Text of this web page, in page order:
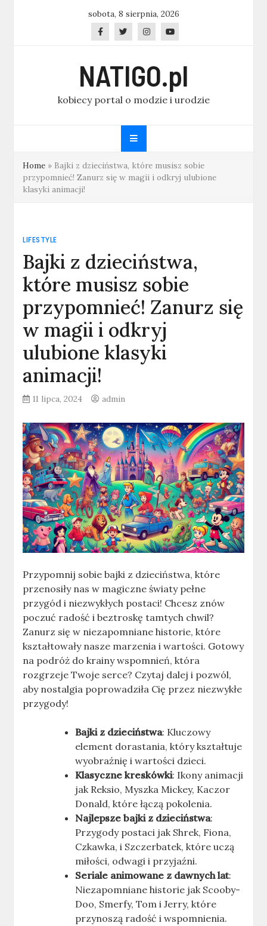
sobota, 8 sierpnia, 2026
NATIGO.pl
kobiecy portal o modzie i urodzie
Home » Bajki z dzieciństwa, które musisz sobie
przypomnieć! Zanurz się w magii i odkryj ulubione
klasyki animacji!
LIFESTYLE
Bajki z dzieciństwa,
które musisz sobie
przypomnieć! Zanurz się
w magii i odkryj
ulubione klasyki
animacji!
11 lipca, 2024 admin
Przypomnij sobie bajki z dzieciństwa, które
przenosiły nas w magiczne światy pełne
przygód i niezwykłych postaci! Chcesz znów
poczuć radość i beztroskę tamtych chwil?
Zanurz się w niezapomniane historie, które
kształtowały nasze marzenia i wartości. Gotowy
na podróż do krainy wspomnień, która
rozgrzeje Twoje serce? Czytaj dalej i pozwól,
aby nostalgia poprowadziła Cię przez niezwykłe
przygody!
Bajki z dzieciństwa: Kluczowy
element dorastania, który kształtuje
wyobraźnię i wartości dzieci.
Klasyczne kreskówki: Ikony animacji
jak Reksio, Myszka Mickey, Kaczor
Donald, które łączą pokolenia.
Najlepsze bajki z dzieciństwa:
Przygody postaci jak Shrek, Fiona,
Czkawka, i Szczerbatek, które uczą
miłości, odwagi i przyjaźni.
Seriale animowane z dawnych lat:
Niezapomniane historie jak Scooby-
Doo, Smerfy, Tom i Jerry, które
przynoszą radość i wspomnienia.